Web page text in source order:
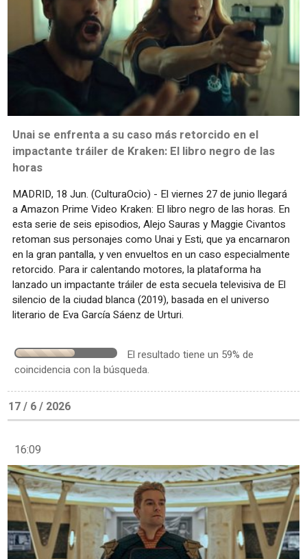
Unai se enfrenta a su caso más retorcido en el
impactante tráiler de Kraken: El libro negro de las
horas
MADRID, 18 Jun. (CulturaOcio) - El viernes 27 de junio llegará
a Amazon Prime Video Kraken: El libro negro de las horas. En
esta serie de seis episodios, Alejo Sauras y Maggie Civantos
retoman sus personajes como Unai y Esti, que ya encarnaron
en la gran pantalla, y ven envueltos en un caso especialmente
retorcido. Para ir calentando motores, la plataforma ha
lanzado un impactante tráiler de esta secuela televisiva de El
silencio de la ciudad blanca (2019), basada en el universo
literario de Eva García Sáenz de Urturi.
El resultado tiene un 59% de
coincidencia con la búsqueda.
17 / 6 / 2026
16:09